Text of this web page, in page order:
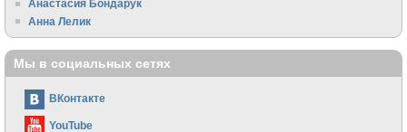
Анастасия Бондарук
Анна Лелик
Мы в социальных сетях
ВКонтакте
YouTube